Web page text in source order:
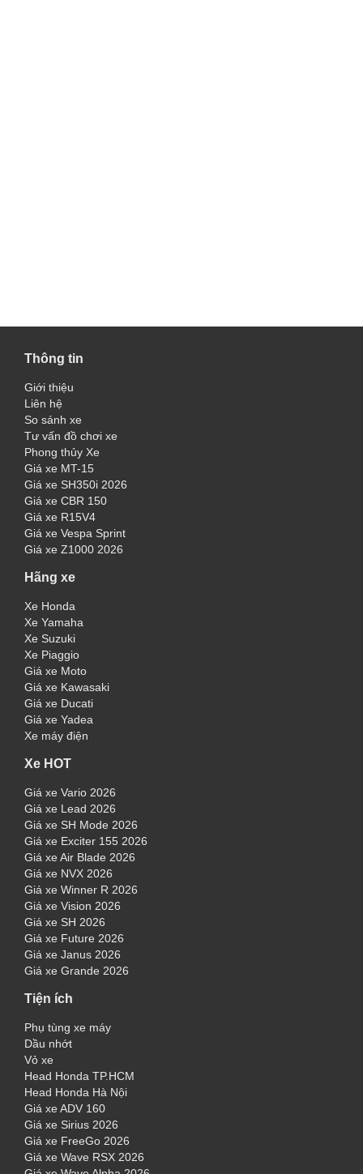
Thông tin
Giới thiệu
Liên hệ
So sánh xe
Tư vấn đồ chơi xe
Phong thủy Xe
Giá xe MT-15
Giá xe SH350i 2026
Giá xe CBR 150
Giá xe R15V4
Giá xe Vespa Sprint
Giá xe Z1000 2026
Hãng xe
Xe Honda
Xe Yamaha
Xe Suzuki
Xe Piaggio
Giá xe Moto
Giá xe Kawasaki
Giá xe Ducati
Giá xe Yadea
Xe máy điện
Xe HOT
Giá xe Vario 2026
Giá xe Lead 2026
Giá xe SH Mode 2026
Giá xe Exciter 155 2026
Giá xe Air Blade 2026
Giá xe NVX 2026
Giá xe Winner R 2026
Giá xe Vision 2026
Giá xe SH 2026
Giá xe Future 2026
Giá xe Janus 2026
Giá xe Grande 2026
Tiện ích
Phụ tùng xe máy
Dầu nhớt
Vỏ xe
Head Honda TP.HCM
Head Honda Hà Nội
Giá xe ADV 160
Giá xe Sirius 2026
Giá xe FreeGo 2026
Giá xe Wave RSX 2026